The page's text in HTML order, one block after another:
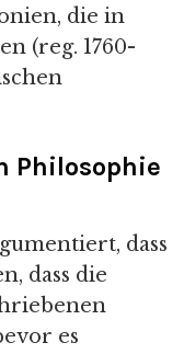
die in
(reg. 1760-
Philosophie
dass
dass die
es